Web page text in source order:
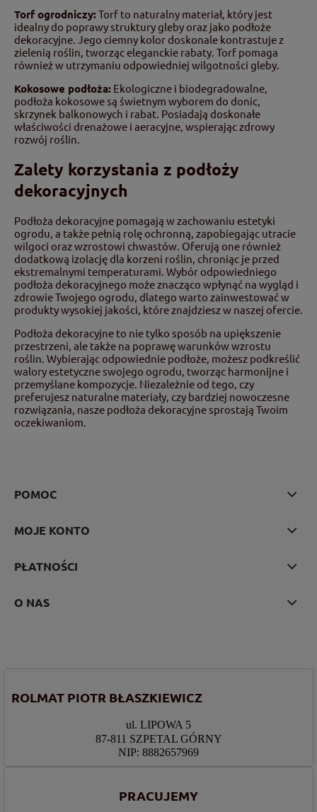
Torf ogrodniczy:Torf to naturalny materiał, który jest
idealny do poprawy struktury gleby oraz jako podłoże
dekoracyjne. Jego ciemny kolor doskonale kontrastuje z
zielenią roślin, tworząc eleganckie rabaty. Torf pomaga
również w utrzymaniu odpowiedniej wilgotności gleby.
Kokosowe podłoża: Ekologiczne i biodegradowalne,
podłoża kokosowe są świetnym wyborem do donic,
skrzynek balkonowych i rabat. Posiadają doskonałe
właściwości drenażowe i aeracyjne, wspierając zdrowy
rozwój roślin.
Zalety korzystania z podłoży
dekoracyjnych
Podłoża dekoracyjne pomagają w zachowaniu estetyki
ogrodu, a także pełnią rolę ochronną, zapobiegając utracie
wilgoci oraz wzrostowi chwastów. Oferują one również
dodatkową izolację dla korzeni roślin, chroniąc je przed
ekstremalnymi temperaturami. Wybór odpowiedniego
podłoża dekoracyjnego może znacząco wpłynąć na wygląd i
zdrowie Twojego ogrodu, dlatego warto zainwestować w
produkty wysokiej jakości, które znajdziesz w naszej ofercie.
Podłoża dekoracyjne to nie tylko sposób na upiększenie
przestrzeni, ale także na poprawę warunków wzrostu
roślin. Wybierając odpowiednie podłoże, możesz podkreślić
walory estetyczne swojego ogrodu, tworząc harmonijne i
przemyślane kompozycje. Niezależnie od tego, czy
preferujesz naturalne materiały, czy bardziej nowoczesne
rozwiązania, nasze podłoża dekoracyjne sprostają Twoim
oczekiwaniom.
POMOC
MOJE KONTO
PŁATNOŚCI
O NAS
ROLMAT PIOTR BŁASZKIEWICZ
ul. LIPOWA 5
87-811 SZPETAL GÓRNY
NIP: 8882657969
PRACUJEMY